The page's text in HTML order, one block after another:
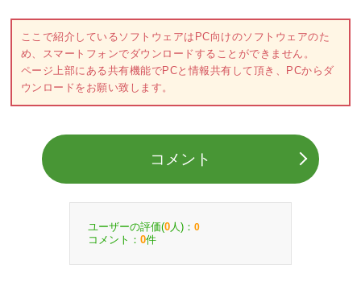
ここで紹介しているソフトウェアはPC向けのソフトウェアのた
め、スマートフォンでダウンロードすることができません。
ページ上部にある共有機能でPCと情報共有して頂き、PCからダ
ウンロードをお願い致します。
コメント
ユーザーの評価(0 人)： 0
コメント： 0件